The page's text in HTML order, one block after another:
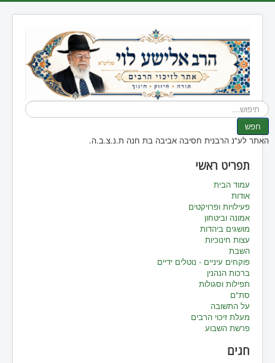
חיפוש...
חפש
האתר לע"נ הרבנית חסיבה אביבה בת חנה ת.נ.צ.ב.ה.
תפריט ראשי
עמוד הבית
אודות
פעילויות ופרויקטים
אמונה וביטחון
מושגים ביהדות
עצות חינוכיות
השבת
פוקחים עיניים - נוטלים ידיים
ברכות הנהנין
תפילות וסגולות
סת"ם
על התשובה
מעלת זיכוי הרבים
פרשת השבוע
חגים